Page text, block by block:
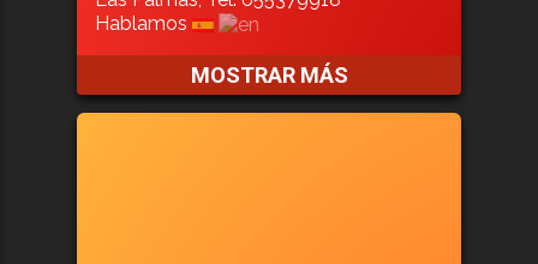
Hablamos
MOSTRAR MÁS